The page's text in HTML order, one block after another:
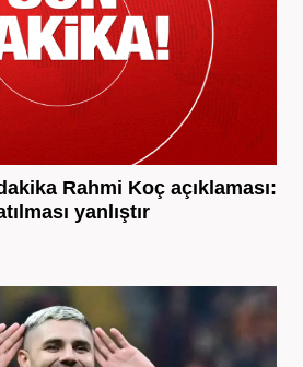
Rahmi Koç açıklaması:
yanlıştır